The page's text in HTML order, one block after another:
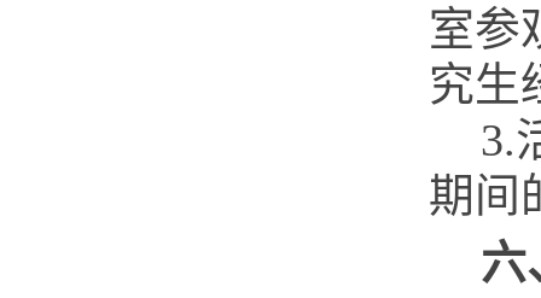
室参
究生
3.
期间
六